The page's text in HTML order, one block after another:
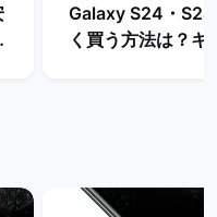
Galaxy S24・
く買う方法は？キ